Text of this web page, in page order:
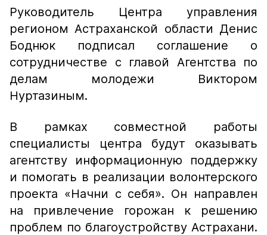
Руководитель Центра управления
регионом Астраханской области Денис
Боднюк подписал соглашение о
сотрудничестве с главой Агентства по
делам молодежи Виктором
Нуртазиным.
В рамках совместной работы
специалисты центра будут оказывать
агентству информационную поддержку
и помогать в реализации волонтерского
проекта «Начни с себя». Он направлен
на привлечение горожан к решению
проблем по благоустройству Астрахани.